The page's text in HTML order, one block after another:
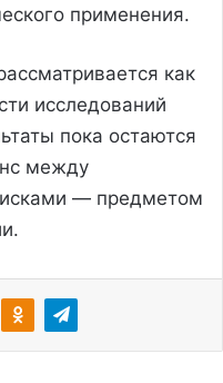
применения.
как
исследований
пока остаются
между
— предметом